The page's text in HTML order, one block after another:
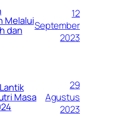
Melalui
dan
12
September
2023
Masa
29
Agustus
2023